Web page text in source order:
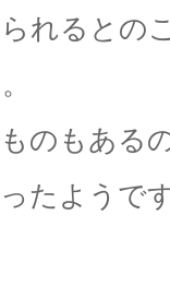
れるとの
のもある
たようで